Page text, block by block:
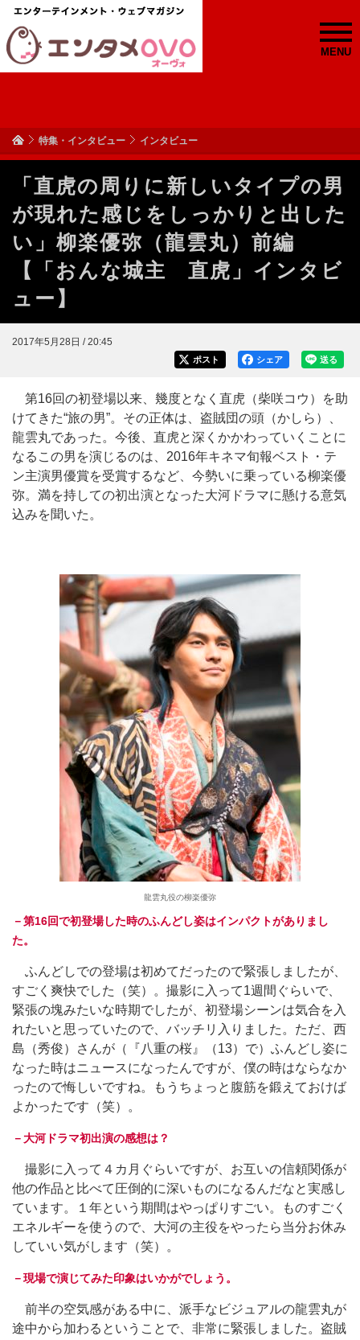
MENU
特集・インタビュー インタビュー
「直虎の周りに新しいタイプの男
が現れた感じをしっかりと出した
い」柳楽優弥（龍雲丸）前編
【「おんな城主 直虎」インタビ
ュー】
2017年5月28日 / 20:45
送る
シェア
ポスト
第16回の初登場以来、幾度となく直虎（柴咲コウ）を助
けてきた“旅の男”。その正体は、盗賊団の頭（かしら）、
龍雲丸であった。今後、直虎と深くかかわっていくことに
なるこの男を演じるのは、2016年キネマ旬報ベスト・テ
ン主演男優賞を受賞するなど、今勢いに乗っている柳楽優
弥。満を持しての初出演となった大河ドラマに懸ける意気
込みを聞いた。
龍雲丸役の柳楽優弥
－第16回で初登場した時のふんどし姿はインパクトがありまし
た。
ふんどしでの登場は初めてだったので緊張しましたが、
すごく爽快でした（笑）。撮影に入って1週間ぐらいで、
緊張の塊みたいな時期でしたが、初登場シーンは気合を入
れたいと思っていたので、バッチリ入りました。ただ、西
島（秀俊）さんが（『八重の桜』（13）で）ふんどし姿に
なった時はニュースになったんですが、僕の時はならなか
ったので悔しいですね。もうちょっと腹筋を鍛えておけば
よかったです（笑）。
－大河ドラマ初出演の感想は？
撮影に入って４カ月ぐらいですが、お互いの信頼関係が
他の作品と比べて圧倒的に深いものになるんだなと実感し
ています。１年という期間はやっぱりすごい。ものすごく
エネルギーを使うので、大河の主役をやったら当分お休み
していい気がします（笑）。
－現場で演じてみた印象はいかがでしょう。
前半の空気感がある中に、派手なビジュアルの龍雲丸が
途中から加わるということで、非常に緊張しました。盗賊